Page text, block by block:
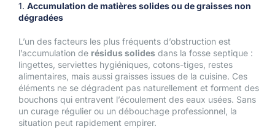
1. Accumulation de matières solides ou de graisses non
dégradées
L’un des facteurs les plus fréquents d’obstruction est
l’accumulation de résidus solides dans la fosse septique :
lingettes, serviettes hygiéniques, cotons-tiges, restes
alimentaires, mais aussi graisses issues de la cuisine. Ces
éléments ne se dégradent pas naturellement et forment des
bouchons qui entravent l’écoulement des eaux usées. Sans
un curage régulier ou un débouchage professionnel, la
situation peut rapidement empirer.